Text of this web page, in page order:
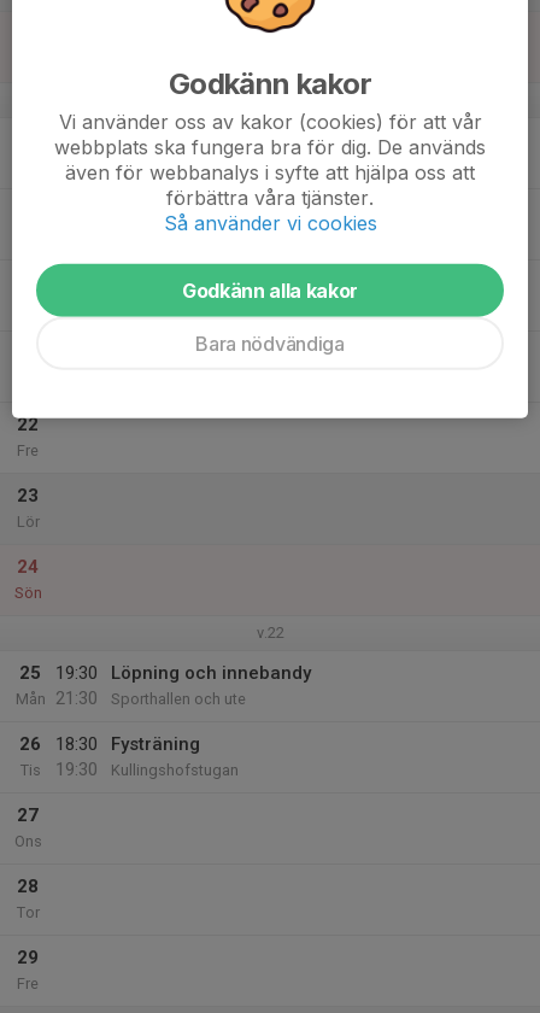
v.21
19:30
21:30
Löpning och innebandy
Sporthallen och ute
Fysträning
20
Ons
22
Fre
23
Lör
24
Sön
v.22
25
Mån
19:30
21:30
Löpning och innebandy
Sporthallen och ute
26
Tis
18:30
19:30
Fysträning
Kullingshofstugan
27
Ons
28
Tor
29
Fre
Godkänn kakor
Vi använder oss av kakor (cookies) för att vår
webbplats ska fungera bra för dig. De används
även för webbanalys i syfte att hjälpa oss att
förbättra våra tjänster.
Så använder vi cookies
Godkänn alla kakor
Bara nödvändiga